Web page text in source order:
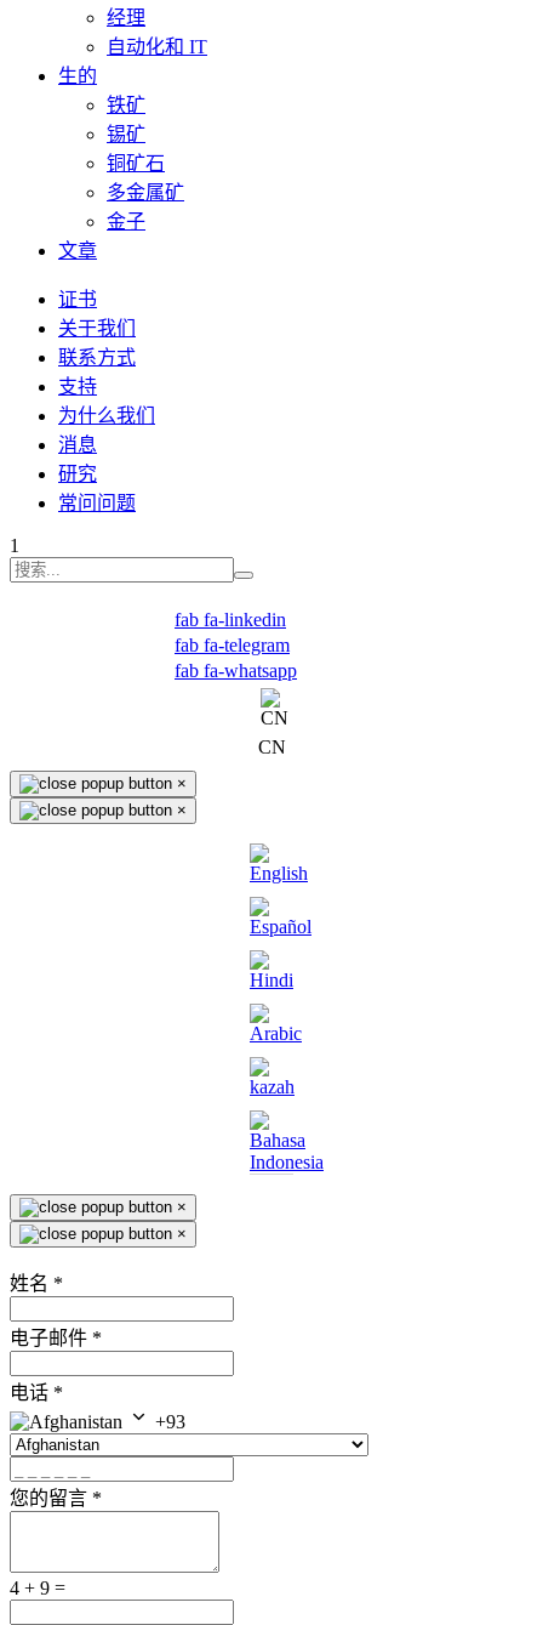
经理
自动化和 IT
生的
铁矿
锡矿
铜矿石
多金属矿
金子
文章
证书
关于我们
联系方式
支持
为什么我们
消息
研究
常问问题
1
fab fa-linkedin
fab fa-telegram
fab fa-whatsapp
CN
×
×
×
×
姓名 *
电子邮件 *
电话 *
+93
您的留言 *
4 + 9 =